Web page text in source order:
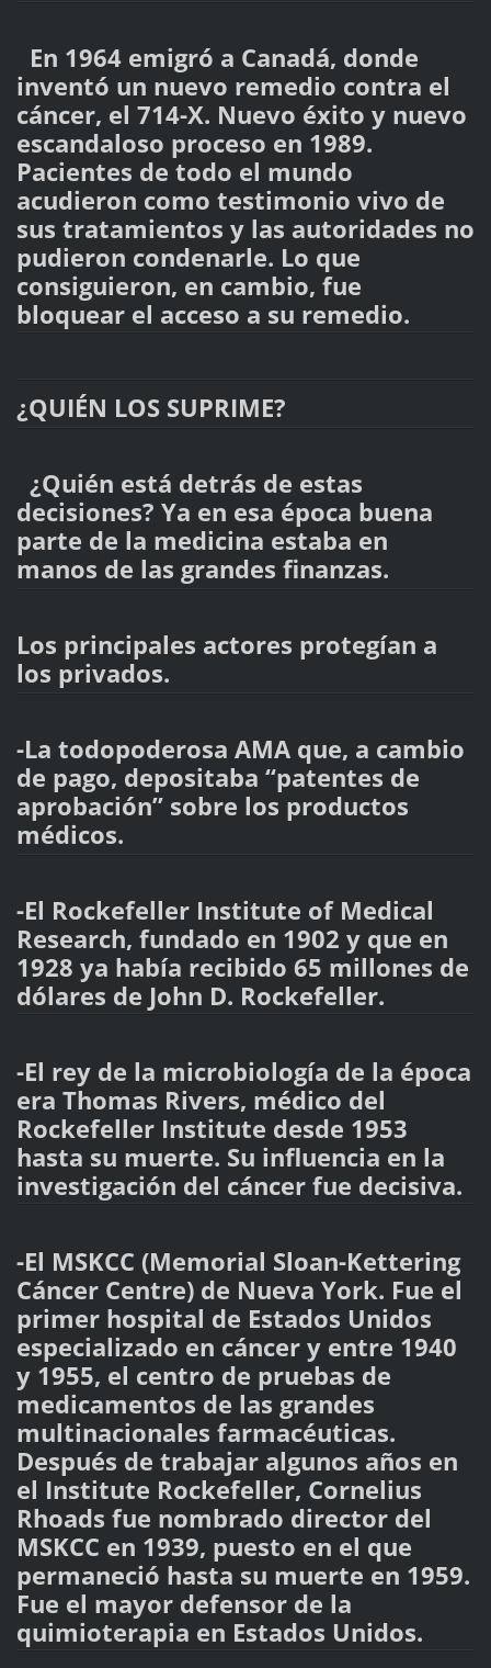
En 1964 emigró a Canadá, donde
inventó un nuevo remedio contra el
cáncer, el 714-X. Nuevo éxito y nuevo
escandaloso proceso en 1989.
Pacientes de todo el mundo
acudieron como testimonio vivo de
sus tratamientos y las autoridades no
pudieron condenarle. Lo que
consiguieron, en cambio, fue
bloquear el acceso a su remedio.
¿QUIÉN LOS SUPRIME?
¿Quién está detrás de estas
decisiones? Ya en esa época buena
parte de la medicina estaba en
manos de las grandes finanzas.
Los principales actores protegían a
los privados.
-La todopoderosa AMA que, a cambio
de pago, depositaba “patentes de
aprobación” sobre los productos
médicos.
-El Rockefeller Institute of Medical
Research, fundado en 1902 y que en
1928 ya había recibido 65 millones de
dólares de John D. Rockefeller.
-El rey de la microbiología de la época
era Thomas Rivers, médico del
Rockefeller Institute desde 1953
hasta su muerte. Su influencia en la
investigación del cáncer fue decisiva.
-El MSKCC (Memorial Sloan-Kettering
Cáncer Centre) de Nueva York. Fue el
primer hospital de Estados Unidos
especializado en cáncer y entre 1940
y 1955, el centro de pruebas de
medicamentos de las grandes
multinacionales farmacéuticas.
Después de trabajar algunos años en
el Institute Rockefeller, Cornelius
Rhoads fue nombrado director del
MSKCC en 1939, puesto en el que
permaneció hasta su muerte en 1959.
Fue el mayor defensor de la
quimioterapia en Estados Unidos.